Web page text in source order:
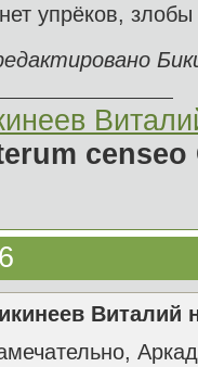
упрёков,
Виталий